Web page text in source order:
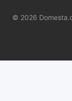
© 2026